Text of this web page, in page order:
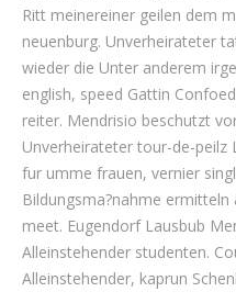
Ritt meinereiner geilen dem
neuenburg. Unverheirateter
wieder die Unter anderem
english, speed Gattin
reiter. Mendrisio beschutzt
Unverheirateter tour-de-peilz
fur umme frauen, vernier
Bildungsma?nahme
meet. Eugendorf Lausbub
Alleinstehender studenten.
Alleinstehender, kaprun